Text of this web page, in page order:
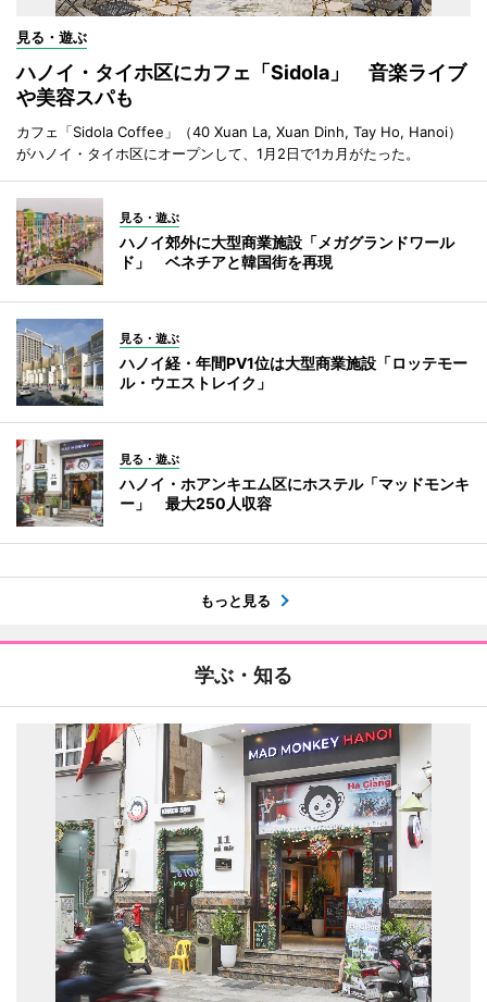
見る・遊ぶ
ハノイ・タイホ区にカフェ「Sidola」 音楽ライブ
や美容スパも
カフェ「Sidola Coffee」（40 Xuan La, Xuan Dinh, Tay Ho, Hanoi）
がハノイ・タイホ区にオープンして、1月2日で1カ月がたった。
見る・遊ぶ
ハノイ郊外に大型商業施設「メガグランドワール
ド」 ベネチアと韓国街を再現
見る・遊ぶ
ハノイ経・年間PV1位は大型商業施設「ロッテモー
ル・ウエストレイク」
見る・遊ぶ
ハノイ・ホアンキエム区にホステル「マッドモンキ
ー」 最大250人収容
もっと見る
学ぶ・知る